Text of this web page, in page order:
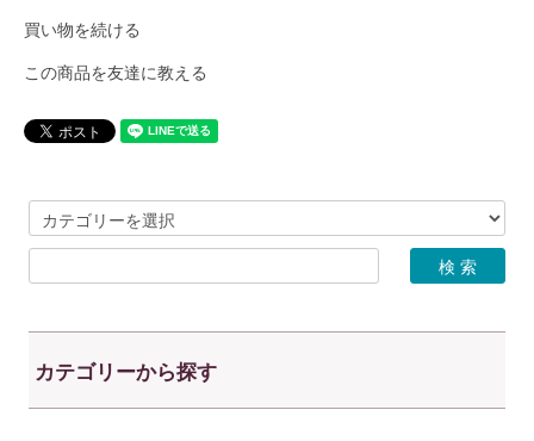
買い物を続ける
この商品を友達に教える
カテゴリーから探す